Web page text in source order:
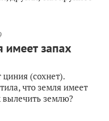
имеет запах
циния (сохнет).
что земля имеет
вылечить землю?